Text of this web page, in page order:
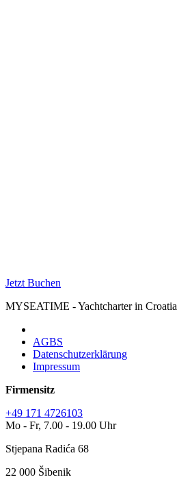
Jetzt Buchen
MYSEATIME - Yachtcharter in Croatia
AGBS
Datenschutzerklärung
Impressum
Firmensitz
+49 171 4726103
Mo - Fr, 7.00 - 19.00 Uhr
Stjepana Radića 68
22 000 Šibenik